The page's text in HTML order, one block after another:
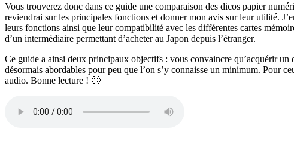
Vous trouverez donc dans ce guide une comparaison des dicos papier
reviendrai sur les principales fonctions et donner mon avis sur leur utilité.
leurs fonctions ainsi que leur compatibilité avec les différentes cartes
d’un intermédiaire permettant d’acheter au Japon depuis l’étranger.
Ce guide a ainsi deux principaux objectifs : vous convaincre qu’acquérir
désormais abordables pour peu que l’on s’y connaisse un minimum. Pour
audio. Bonne lecture ! 🙂